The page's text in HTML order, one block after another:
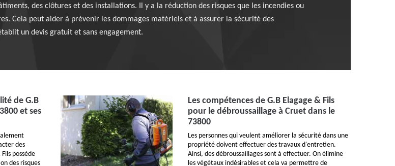
des clôtures et des installations. Il y a la réduction des risques que les incendies ou
Cela peut aider à prévenir les dommages matériels et à assurer la sécurité des
un devis gratuit et sans engagement.
de G.B
et ses
des
possède
des risques
Les compétences de G.B Elagage & Fils
pour le débroussaillage à Cruet dans le
73800
Les personnes qui veulent améliorer la sécurité dans une
propriété doivent effectuer des travaux d'entretien.
Ainsi, des débroussaillages sont à effectuer. On élimine
les végétaux indésirables et cela va permettre de